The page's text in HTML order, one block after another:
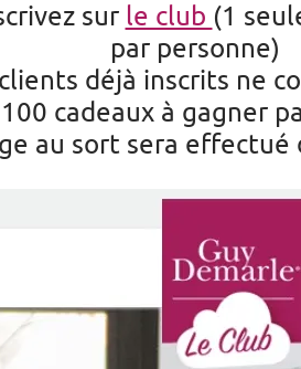
sur le club (1
par personne)
déjà inscrits ne
cadeaux à gagner
au sort sera